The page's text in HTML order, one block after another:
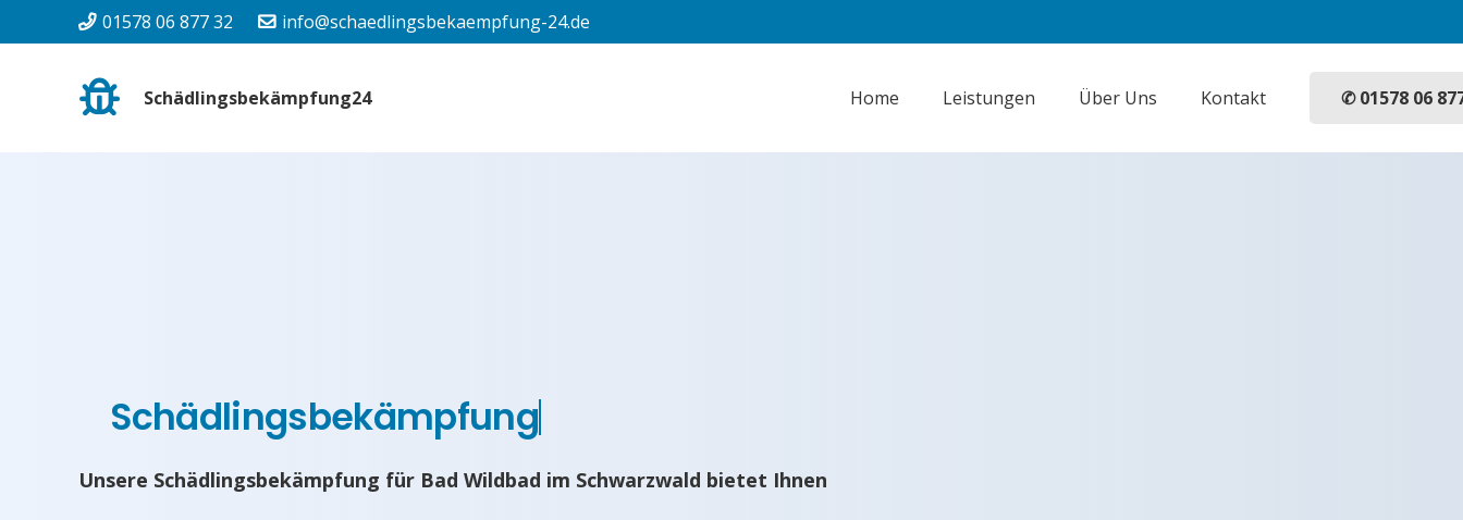
01578 06 877 32 info@schaedlingsbekaempfung-24.de
Schädlingsbekämpfung24 Home Leistungen Über Uns Kontakt ✆ 01578 06
Schädlingsbekämpfung
Unsere Schädlingsbekämpfung für Bad Wildbad im Schwarzwald bietet Ihnen